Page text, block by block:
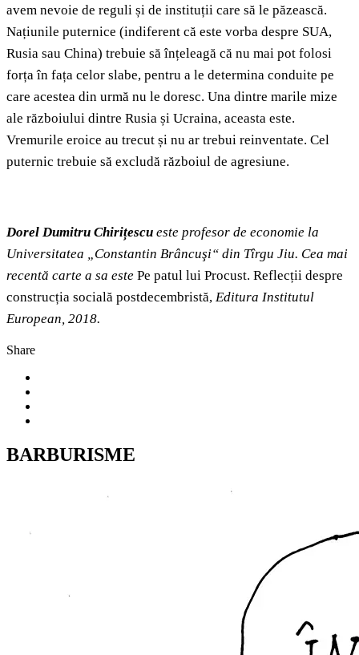
avem nevoie de reguli și de instituții care să le păzească.
Națiunile puternice (indiferent că este vorba despre SUA,
Rusia sau China) trebuie să înțeleagă că nu mai pot folosi
forța în fața celor slabe, pentru a le determina conduite pe
care acestea din urmă nu le doresc. Una dintre marile mize
ale războiului dintre Rusia și Ucraina, aceasta este.
Vremurile eroice au trecut și nu ar trebui reinventate. Cel
puternic trebuie să excludă războiul de agresiune.
Dorel Dumitru Chirițescu este profesor de economie la
Universitatea „Constantin Brâncuşi“ din Tîrgu Jiu. Cea mai
recentă carte a sa este Pe patul lui Procust. Reflecții despre
construcția socială postdecembristă, Editura Institutul
European, 2018.
Share
BARBURISME